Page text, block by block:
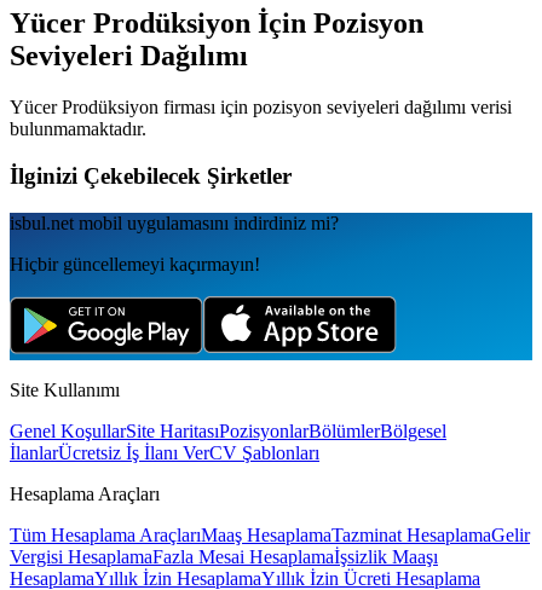
Yücer Prodüksiyon İçin Pozisyon
Seviyeleri Dağılımı
Yücer Prodüksiyon firması için pozisyon seviyeleri dağılımı verisi
bulunmamaktadır.
İlginizi Çekebilecek Şirketler
isbul.net mobil uygulamаsını indirdiniz mi?
Hiçbir güncellemeyi kaçırmayın!
Site Kullanımı
Genel KoşullarSite HaritasıPozisyonlarBölümlerBölgesel
İlanlarÜcretsiz İş İlanı VerCV Şablonları
Hesaplama Araçları
Tüm Hesaplama AraçlarıMaaş HesaplamaTazminat HesaplamaGelir
Vergisi HesaplamaFazla Mesai Hesaplamaİşsizlik Maaşı
HesaplamaYıllık İzin HesaplamaYıllık İzin Ücreti Hesaplama